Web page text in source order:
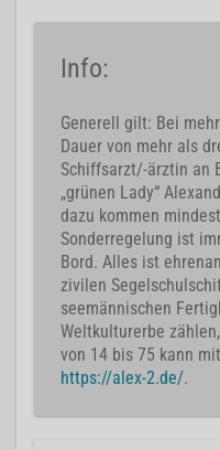
Info:
Generell gilt: Bei
Dauer von mehr als
Schiffsarzt/-ärztin an
„grünen Lady“
dazu kommen
Sonderregelung ist
Bord. Alles ist
zivilen
seemännischen
Weltkulturerbe
von 14 bis 75 kann
https://alex-2.de/.